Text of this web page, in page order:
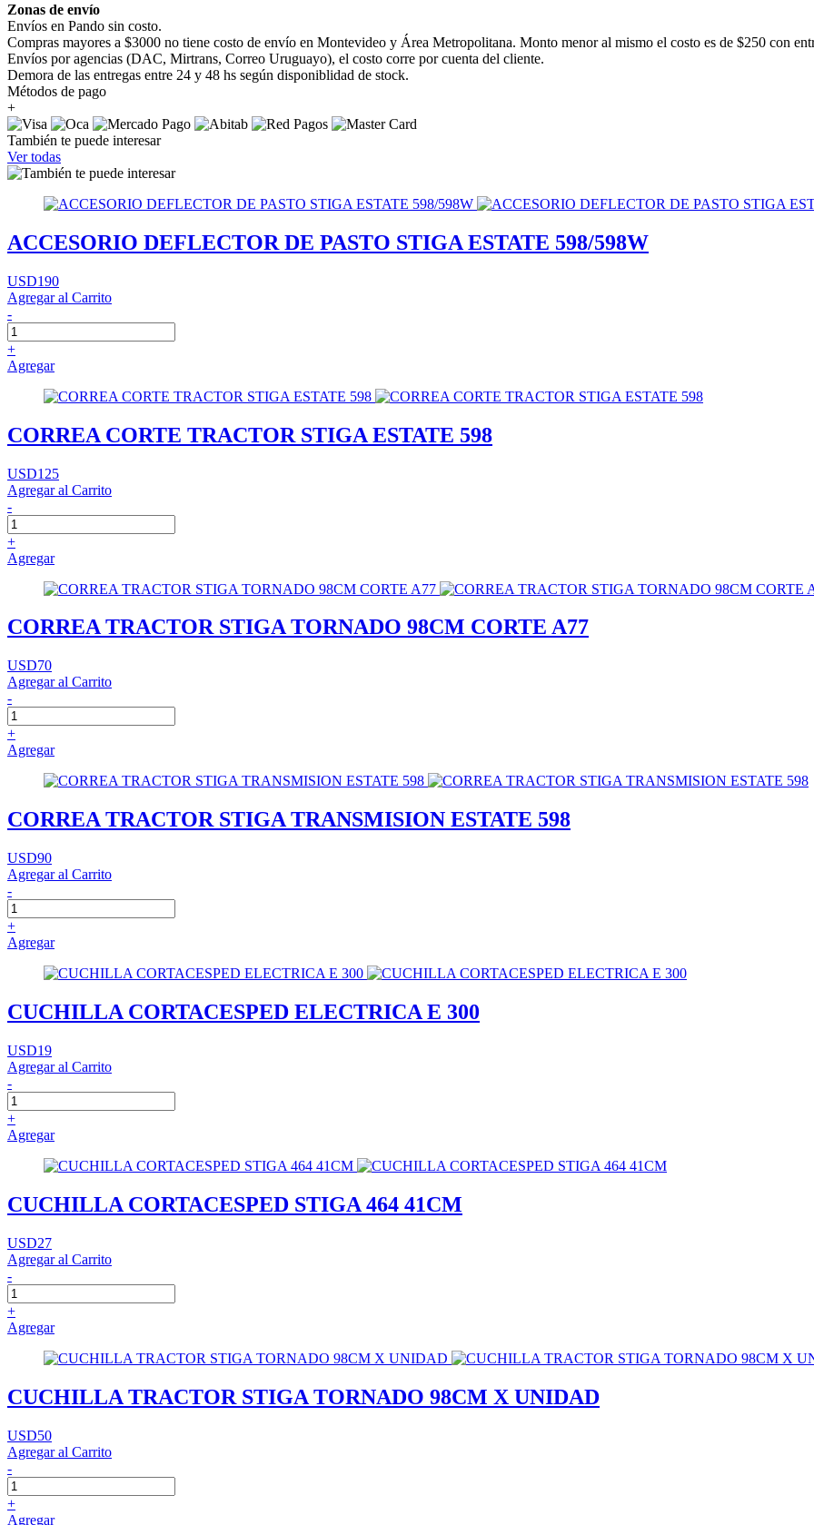
Zonas de envío
Envíos en Pando sin costo.
Compras mayores a $3000 no tiene costo de envío en Montevideo y Área Metropolitana. Monto menor al mismo el costo es de $250 con
Envíos por agencias (DAC, Mirtrans, Correo Uruguayo), el costo corre por cuenta del cliente.
Demora de las entregas entre 24 y 48 hs según disponiblidad de stock.
Métodos de pago
+
También te puede interesar
Ver todas
ACCESORIO DEFLECTOR DE PASTO STIGA ESTATE 598/598W
USD190
Agregar al Carrito
-
+
Agregar
CORREA CORTE TRACTOR STIGA ESTATE 598
USD125
Agregar al Carrito
-
+
Agregar
CORREA TRACTOR STIGA TORNADO 98CM CORTE A77
USD70
Agregar al Carrito
-
+
Agregar
CORREA TRACTOR STIGA TRANSMISION ESTATE 598
USD90
Agregar al Carrito
-
+
Agregar
CUCHILLA CORTACESPED ELECTRICA E 300
USD19
Agregar al Carrito
-
+
Agregar
CUCHILLA CORTACESPED STIGA 464 41CM
USD27
Agregar al Carrito
-
+
Agregar
CUCHILLA TRACTOR STIGA TORNADO 98CM X UNIDAD
USD50
Agregar al Carrito
-
+
Agregar